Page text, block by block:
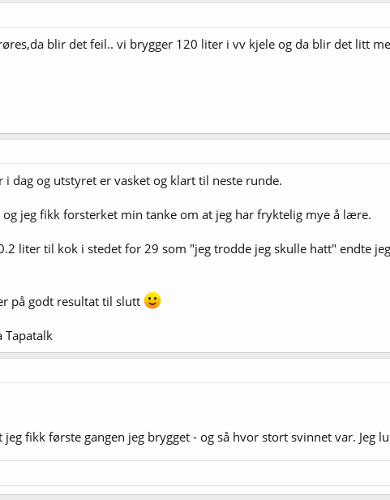
blir det feil.. vi brygger 120 liter i vv kjele og da blir det litt
i dag og utstyret er vasket og klart til neste runde.
jeg fikk forsterket min tanke om at jeg har fryktelig mye å lære.
liter til kok i stedet for 29 som "jeg trodde jeg skulle hatt" endte
på godt resultat til slutt
Tapatalk
jeg fikk første gangen jeg brygget - og så hvor stort svinnet var. Jeg